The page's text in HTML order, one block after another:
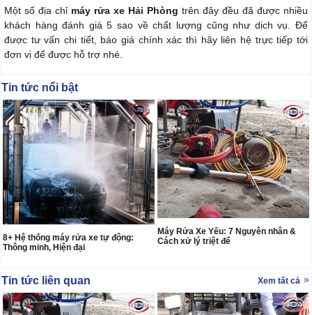
Một số địa chỉ máy rửa xe Hải Phòng trên đây đều đã được nhiều
khách hàng đánh giá 5 sao về chất lượng cũng như dịch vụ. Để
được tư vấn chi tiết, báo giá chính xác thì hãy liên hệ trực tiếp tới
đơn vị để được hỗ trợ nhé.
Tin tức nổi bật
8+ Hệ thống máy rửa xe tự động:
Thông minh, Hiện đại
Máy Rửa Xe Yếu: 7 Nguyên nhân &
Cách xử lý triệt để
Tin tức liên quan Xem tất cả